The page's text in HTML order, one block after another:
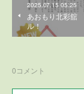
2025.07.15 05:25
あおもり北彩舘
ル！
0コメント